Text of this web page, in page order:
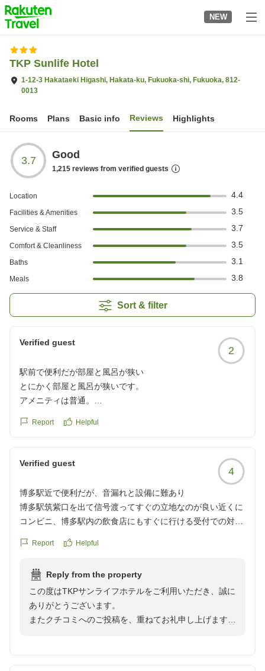
to
top
page
NEW
TKP Sunlife Hotel
1-12-3 Hakataeki Higashi, Hakata-ku, Fukuoka-shi, Fukuoka, 812-
0013
Rooms Plans Basic info Reviews Highlights
3.7 Good
1,215 reviews from verified guests
Location 4.4
Facilities & Amenities 3.5
Service & Staff 3.7
Comfort & Cleanliness 3.5
Baths 3.1
Meals 3.8
Sort & filter
Verified guest
2
駅前で便利だが部屋と風呂が狭い
とにかく部屋と風呂が狭いです。
アメニティは普通。
で移動に便利ではあります。
Report Helpful
Verified guest
4
博多駅近で便利だが、音漏れと設備に難あり
博多駅筑紫口を出て信号渡ってすぐの立地なのが良い近くに
コンビニ、博多駅内の飲食店にもすぐに行ける受付での対応
良かったシャワールームの洗面の蛇口が長くて使いづらいの
がちな、壁の薄さに依る隣室の話し声などの音漏れ、扉の閉
まり方が強くてバタンとかなりの音がして、気になる
クチコミの詳細はこちらから
https://review.travel.rakuten.co.jp/hotel/voice/1227?
Report Helpful
Reply from the property
この度はTKPサンライフホテルをご利用いただき、誠に
ありがとうございます。
またクチコミへのご投稿を、重ねてお礼申し上げます。